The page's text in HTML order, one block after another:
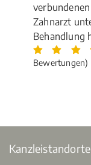
Zahnarzt
Behandlung
Bewertungen)
Kanzleistandorte